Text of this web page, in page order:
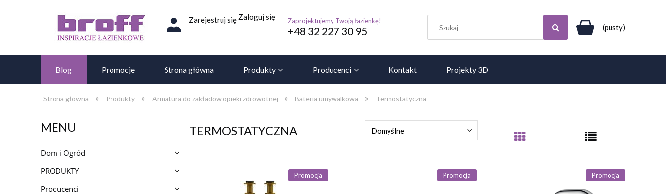
Zaprojektujemy Twoją łazienkę!
+48 32 227 30 95 (pusty)
Zarejestruj się Zaloguj się
Blog Promocje Strona główna Produkty Producenci Kontakt Projekty 3D
Strona główna » Produkty » Armatura do zakładów opieki zdrowotnej » Bateria umywalkowa » Termostatyczna
MENU
Dom i Ogród
PRODUKTY
Producenci
TERMOSTATYCZNA
Promocja Promocja Promocja